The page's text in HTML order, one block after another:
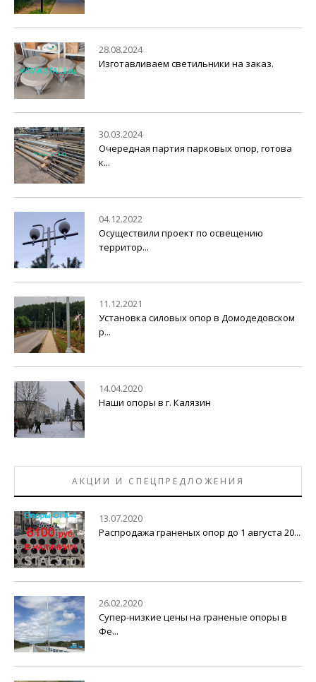
28.08.2024
Изготавливаем светильники на заказ.
30.03.2024
Очередная партия парковых опор, готова
к...
04.12.2022
Осуществили проект по освещению
территор...
11.12.2021
Установка силовых опор в Домодедовском
р...
14.04.2020
Наши опоры в г. Калязин
АКЦИИ И СПЕЦПРЕДЛОЖЕНИЯ
13.07.2020
Распродажа граненых опор до 1 августа 20...
26.02.2020
Супер-низкие цены на граненые опоры в
Фе...